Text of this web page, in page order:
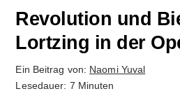
Leipzig
Kolumne
Revolution und
Lortzing in der
Ein Beitrag von: Naomi Yuval
Lesedauer: 7 Minuten